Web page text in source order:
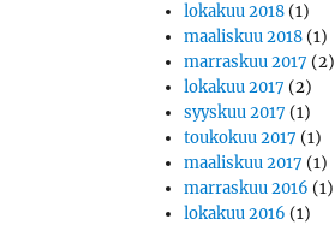
lokakuu 2018 (1)
maaliskuu 2018 (1)
marraskuu 2017 (2)
lokakuu 2017 (2)
syyskuu 2017 (1)
toukokuu 2017 (1)
maaliskuu 2017 (1)
marraskuu 2016 (1)
lokakuu 2016 (1)